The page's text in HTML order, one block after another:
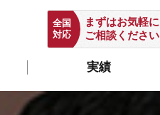
実績
まずはお気軽に
ご相談ください
全国
対応